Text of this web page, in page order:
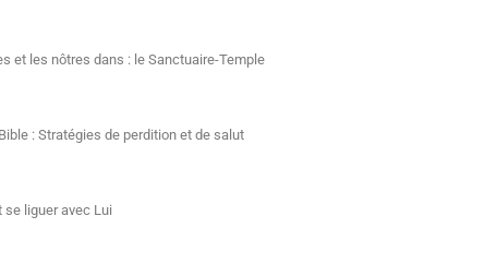
et les nôtres dans : le Sanctuaire-Temple
: Stratégies de perdition et de salut
se liguer avec Lui